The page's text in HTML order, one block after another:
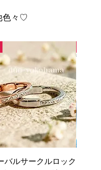
色々♡
バルサークルロック